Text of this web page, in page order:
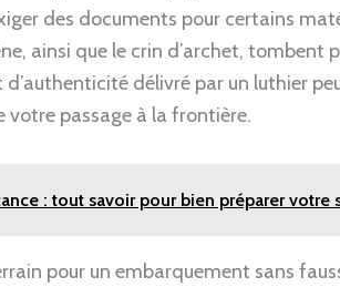
des documents pour certains
ainsi que le crin d’archet,
délivré par un luthier
votre passage à la frontière.
: tout savoir pour bien préparer votre
pour un embarquement sans